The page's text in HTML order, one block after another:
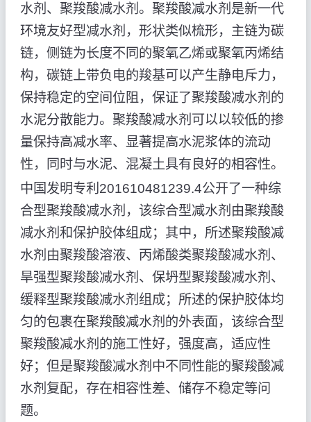
水剂、聚羧酸减水剂。聚羧酸减水剂是新一代
环境友好型减水剂，形状类似梳形，主链为碳
链，侧链为长度不同的聚氧乙烯或聚氧丙烯结
构，碳链上带负电的羧基可以产生静电斥力，
保持稳定的空间位阻，保证了聚羧酸减水剂的
水泥分散能力。聚羧酸减水剂可以以较低的掺
量保持高减水率、显著提高水泥浆体的流动
性，同时与水泥、混凝土具有良好的相容性。
中国发明专利201610481239.4公开了一种综
合型聚羧酸减水剂，该综合型减水剂由聚羧酸
减水剂和保护胶体组成；其中，所述聚羧酸减
水剂由聚羧酸溶液、丙烯酸类聚羧酸减水剂、
旱强型聚羧酸减水剂、保坍型聚羧酸减水剂、
缓释型聚羧酸减水剂组成；所述的保护胶体均
匀的包裹在聚羧酸减水剂的外表面，该综合型
聚羧酸减水剂的施工性好，强度高，适应性
好；但是聚羧酸减水剂中不同性能的聚羧酸减
水剂复配，存在相容性差、储存不稳定等问
题。